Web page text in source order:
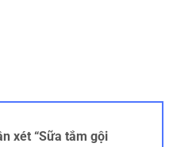
xét “Sữa tắm gội